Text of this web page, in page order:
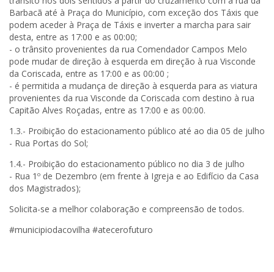
Barbacã até à Praça do Município, com exceção dos Táxis que
podem aceder à Praça de Táxis e inverter a marcha para sair
desta, entre as 17:00 e as 00:00;
- o trânsito provenientes da rua Comendador Campos Melo
pode mudar de direção à esquerda em direção à rua Visconde
da Coriscada, entre as 17:00 e as 00:00 ;
- é permitida a mudança de direção à esquerda para as viatura
provenientes da rua Visconde da Coriscada com destino à rua
Capitão Alves Roçadas, entre as 17:00 e as 00:00.
1.3.- Proibição do estacionamento público até ao dia 05 de julho
- Rua Portas do Sol;
1.4.- Proibição do estacionamento público no dia 3 de julho
- Rua 1º de Dezembro (em frente à Igreja e ao Edifício da Casa
dos Magistrados);
Solicita-se a melhor colaboração e compreensão de todos.
#municipiodacovilha #atecerofuturo